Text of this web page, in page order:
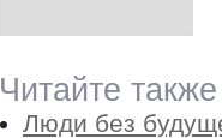
Читайте
Люди без